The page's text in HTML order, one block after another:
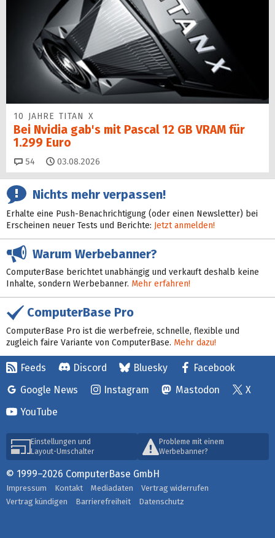
10 JAHRE TITAN X
Bei Nvidia gab's mit Pascal 12 GB VRAM für
1.299 Euro
54 Kommentare
03.08.2026
Nichts mehr verpassen!
Erhalte eine Push-Benachrichtigung (oder einen Newsletter) bei
Erscheinen neuer Tests und Berichte: Jetzt anmelden!
Warum Werbebanner?
ComputerBase berichtet unabhängig und verkauft deshalb keine
Inhalte, sondern Werbebanner. Mehr erfahren!
ComputerBase Pro
ComputerBase Pro ist die werbefreie, schnelle, flexible und
zugleich faire Variante von ComputerBase. Mehr dazu!
Feeds Discord Bluesky
Facebook
Google News
Instagram Mastodon
X
YouTube
Einstellungen und
Layout-Umschalter
Probleme mit einem
Werbebanner?
© 1999–2026 ComputerBase GmbH
Impressum Kontakt Mediadaten
Vertrag widerrufen
Vertrag kündigen
Barrierefreiheit Datenschutz